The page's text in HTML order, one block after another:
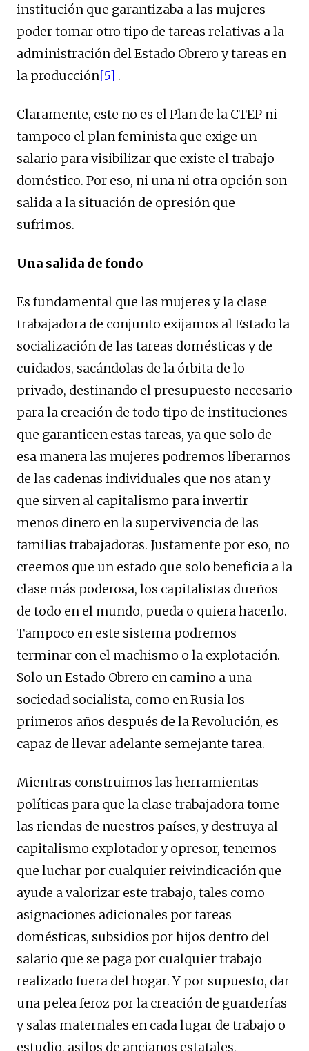
institución que garantizaba a las mujeres
poder tomar otro tipo de tareas relativas a la
administración del Estado Obrero y tareas en
la producción[5] .
Claramente, este no es el Plan de la CTEP ni
tampoco el plan feminista que exige un
salario para visibilizar que existe el trabajo
doméstico. Por eso, ni una ni otra opción son
salida a la situación de opresión que
sufrimos.
Una salida de fondo
Es fundamental que las mujeres y la clase
trabajadora de conjunto exijamos al Estado la
socialización de las tareas domésticas y de
cuidados, sacándolas de la órbita de lo
privado, destinando el presupuesto necesario
para la creación de todo tipo de instituciones
que garanticen estas tareas, ya que solo de
esa manera las mujeres podremos liberarnos
de las cadenas individuales que nos atan y
que sirven al capitalismo para invertir
menos dinero en la supervivencia de las
familias trabajadoras. Justamente por eso, no
creemos que un estado que solo beneficia a la
clase más poderosa, los capitalistas dueños
de todo en el mundo, pueda o quiera hacerlo.
Tampoco en este sistema podremos
terminar con el machismo o la explotación.
Solo un Estado Obrero en camino a una
sociedad socialista, como en Rusia los
primeros años después de la Revolución, es
capaz de llevar adelante semejante tarea.
Mientras construimos las herramientas
políticas para que la clase trabajadora tome
las riendas de nuestros países, y destruya al
capitalismo explotador y opresor, tenemos
que luchar por cualquier reivindicación que
ayude a valorizar este trabajo, tales como
asignaciones adicionales por tareas
domésticas, subsidios por hijos dentro del
salario que se paga por cualquier trabajo
realizado fuera del hogar. Y por supuesto, dar
una pelea feroz por la creación de guarderías
y salas maternales en cada lugar de trabajo o
estudio, asilos de ancianos estatales,